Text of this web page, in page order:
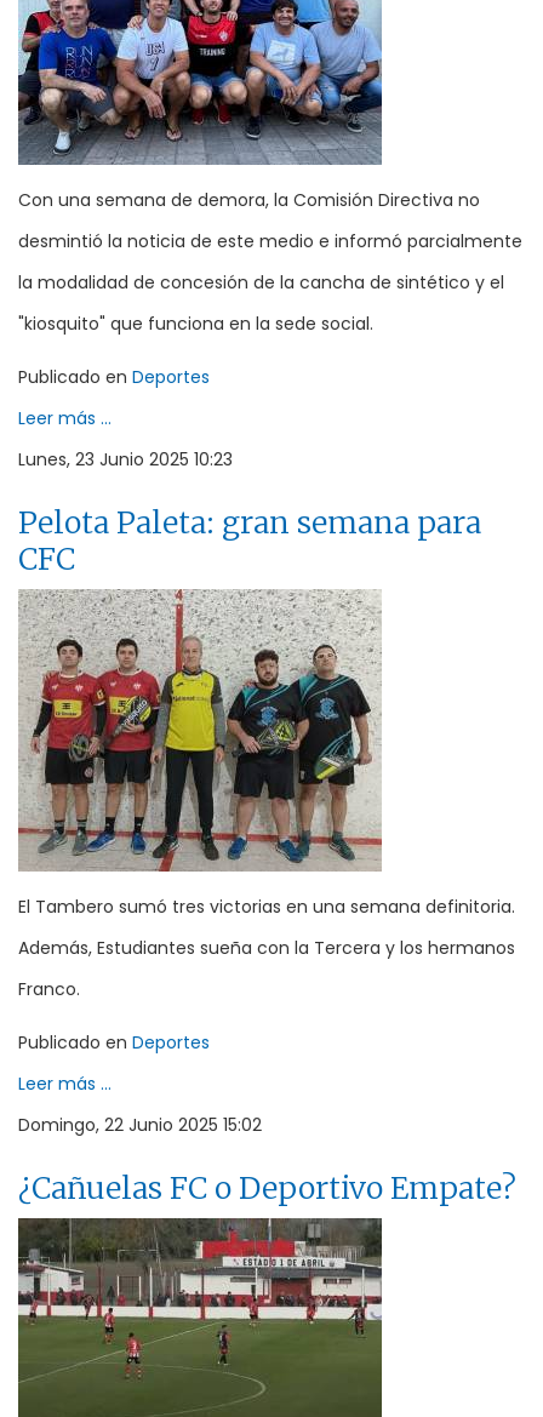
Con una semana de demora, la Comisión Directiva no
desmintió la noticia de este medio e informó parcialmente
la modalidad de concesión de la cancha de sintético y el
"kiosquito" que funciona en la sede social.
Publicado en Deportes
Leer más ...
Lunes, 23 Junio 2025 10:23
Pelota Paleta: gran semana para
CFC
El Tambero sumó tres victorias en una semana definitoria.
Además, Estudiantes sueña con la Tercera y los hermanos
Franco.
Publicado en Deportes
Leer más ...
Domingo, 22 Junio 2025 15:02
¿Cañuelas FC o Deportivo Empate?